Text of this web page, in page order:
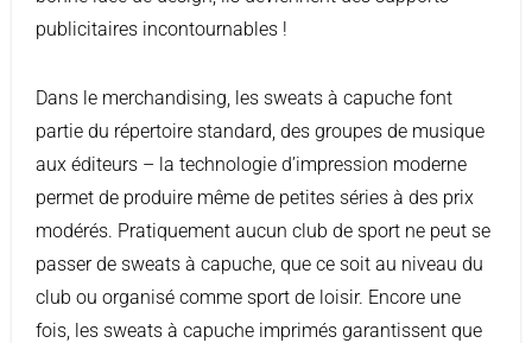
publicitaires incontournables !
Dans le merchandising, les sweats à capuche font
partie du répertoire standard, des groupes de musique
aux éditeurs – la technologie d’impression moderne
permet de produire même de petites séries à des prix
modérés. Pratiquement aucun club de sport ne peut se
passer de sweats à capuche, que ce soit au niveau du
club ou organisé comme sport de loisir. Encore une
fois, les sweats à capuche imprimés garantissent que